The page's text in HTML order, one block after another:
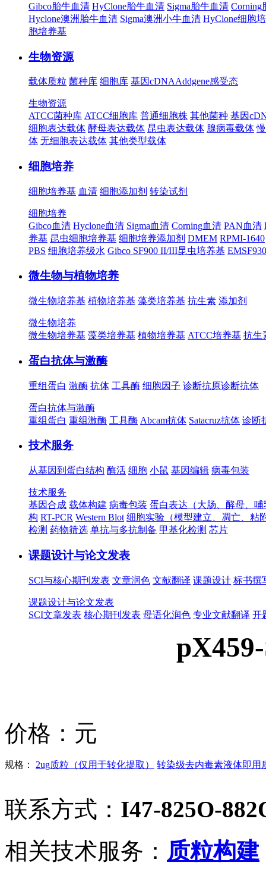
Gibco胎牛血清 HyClone胎牛血清 Sigma胎牛血清 Corning
Hyclone澳洲胎牛血清 Sigma澳洲小牛血清 HyClone细胞
胞培养基
生物资源
载体质粒 菌种库 细胞库 基因cDNAAddgene感受态
生物资源
ATCC菌种库 ATCC细胞库 普通细胞株 其他菌种 基因
细胞表达载体 酵母表达载体 昆虫表达载体 腺病毒载体
体 无细胞表达载体 其他类型载体
细胞培养
细胞培养基 血清 细胞添加剂 转染试剂
细胞培养
Gibco血清 Hyclone血清 Sigma血清 Corning血清 PAN血清
养基 昆虫细胞培养基 细胞培养添加剂 DMEM RPMI-1640
PBS 细胞培养级水 Gibco SF900 II/III昆虫培养基
微生物与植物培养
微生物培养基 植物培养基 藻类培养基 抗生素 添加剂
微生物培养
微生物培养基 藻类培养基 植物培养基 ATCC培养基 抗生
蛋白抗体与激酶
重组蛋白 激酶 抗体 工具酶 细胞因子 诊断抗原诊断抗体
蛋白抗体与激酶
重组蛋白 重组激酶 工具酶 Abcam抗体 Satacruz抗体 诊断
技术服务
从基因到蛋白结构 酶活 细胞 小鼠 基因编辑 病毒包装
技术服务
基因合成 载体构建 病毒包装 蛋白表达（大肠、酵母、
构 RT-PCR Western Blot 细胞实验（模型建立、凋亡、粘
检测 药物筛选 单抗与多抗制备 甲基化检测 芯片
课题设计与论文发表
SCI与核心期刊发表 文章润色 文献翻译 课题设计 标书撰
课题设计与论文发表
SCI文章发表 核心期刊发表 母语化润色 专业文献翻译 开
价格： 元
规格： 2ug质粒（仅用于转化提取） 转染级去内毒素液体即用
联系方式： I47-825O-
相关技术服务： 质粒构建